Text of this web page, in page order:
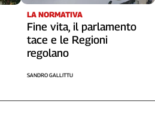
LA NORMATIVA
Fine vita, il parlamento
tace e le Regioni
regolano
SANDRO GALLITTU